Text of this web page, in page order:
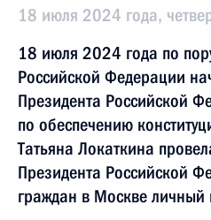
18 июля 2024 года,
18 июля 2024 года по
Российской Федерации
Президента Российской
по обеспечению
Татьяна Локаткина
Президента Российской
граждан в Москве личный